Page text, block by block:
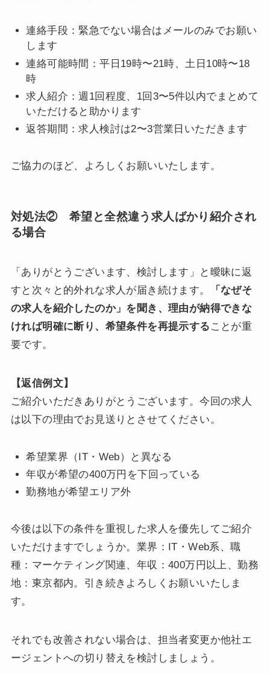
連絡手段：緊急でない場合はメールのみでお願い
します
連絡可能時間：平日19時〜21時、土日10時〜18
時
求人紹介：週1回程度、1回3〜5件以内でまとめて
いただけると助かります
返答期間：求人検討は2〜3営業日いただきます
ご協力のほど、よろしくお願いいたします。
対処法② 希望と全然違う求人ばかり紹介され
る場合
「ありがとうございます、検討します」と曖昧に返
すと次々と的外れな求人が届き続けます。
「なぜそ
の求人を紹介したのか」を聞き、理由が納得できな
ければ明確に断り、希望条件を再提示する ことが重
要です。
【返信例文】
ご紹介いただきありがとうございます。今回の求人
は以下の理由でお見送りとさせてください。
希望業界（IT・Web）と異なる
年収が希望の400万円を下回っている
勤務地が希望エリア外
今後は以下の条件を重視した求人を優先してご紹介
いただけますでしょうか。業界：IT・Web系、職
種：マーケティング関連、年収：400万円以上、勤務
地：東京都内。引き続きよろしくお願いいたしま
す。
それでも改善されない場合は、担当者変更か他社エ
ージェントへの切り替えを検討しましょう。